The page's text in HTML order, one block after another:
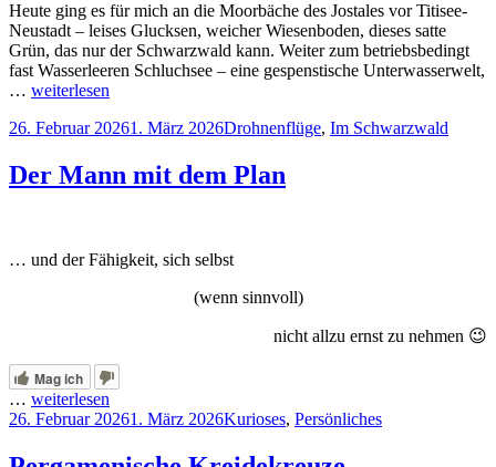
Heute ging es für mich an die Moorbäche des Jostales vor Titisee-
Neustadt – leises Glucksen, weicher Wiesenboden, dieses satte
Grün, das nur der Schwarzwald kann. Weiter zum betriebsbedingt
fast Wasserleeren Schluchsee – eine gespenstische Unterwasserwelt,
… weiterlesen
Veröffentlicht
26. Februar 20261. März 2026Kategorien
Drohnenflüge, Im Schwarzwald
Der Mann mit dem Plan
… und der Fähigkeit, sich selbst
(wenn sinnvoll)
nicht allzu ernst zu nehmen 😉
Mag ich
… weiterlesen
Veröffentlicht
26. Februar 20261. März 2026Kategorien
Kurioses, Persönliches